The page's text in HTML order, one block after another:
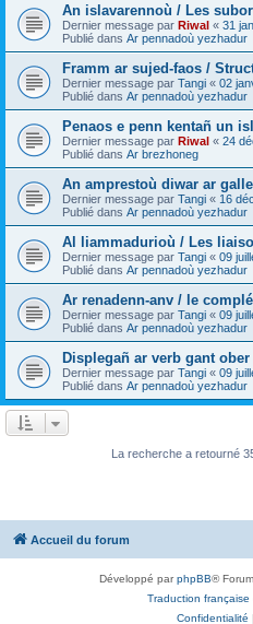
An islavarennoù / Les
Dernier message par Riwal « 31
Publié dans Ar pennadoù yezhadur
Framm ar sujed-faos /
Dernier message par Tangi « 02
Publié dans Ar pennadoù yezhadur
Penaos e penn kentañ un
Dernier message par Riwal « 24
Publié dans Ar brezhoneg
An amprestoù diwar ar
Dernier message par Tangi « 16
Publié dans Ar pennadoù yezhadur
Al liammadurioù / Les
Dernier message par Tangi « 09
Publié dans Ar pennadoù yezhadur
Ar renadenn-anv / le
Dernier message par Tangi « 09
Publié dans Ar pennadoù yezhadur
Displegañ ar verb gant
Dernier message par Tangi « 09
Publié dans Ar pennadoù yezhadur
La recherche a retourné
Accueil du forum
Développé parphpBB®
Traduction française
Confidentialité